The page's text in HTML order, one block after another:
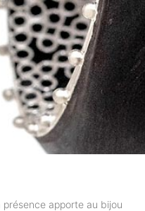
apporte au bijou